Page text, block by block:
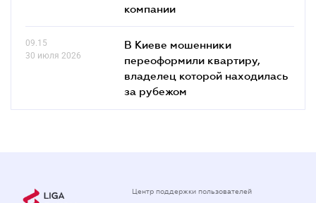
компании
09.15
30 июля 2026
В Киеве мошенники
переоформили квартиру,
владелец которой находилась
за рубежом
Центр поддержки пользователей